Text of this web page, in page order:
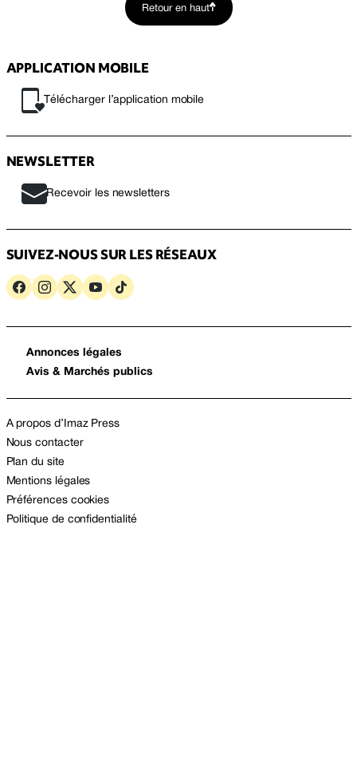
Retour en haut
APPLICATION MOBILE
Télécharger l’application mobile
NEWSLETTER
Recevoir les newsletters
SUIVEZ-NOUS SUR LES RÉSEAUX
Annonces légales
Avis & Marchés publics
A propos d’Imaz Press
Nous contacter
Plan du site
Mentions légales
Préférences cookies
Politique de confidentialité